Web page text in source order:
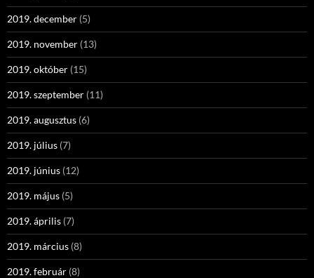
2019. december (5)
2019. november (13)
2019. október (15)
2019. szeptember (11)
2019. augusztus (6)
2019. július (7)
2019. június (12)
2019. május (5)
2019. április (7)
2019. március (8)
2019. február (8)